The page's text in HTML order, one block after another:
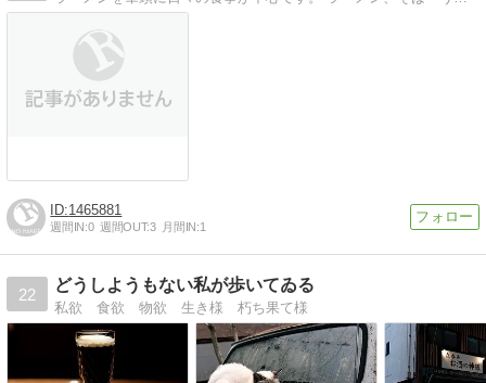
1465881
週間IN:0 週間OUT:3 月間IN:1
22
どうしようもない私が歩いてゐる
私欲 食欲 物欲 生き様 朽ち果て様